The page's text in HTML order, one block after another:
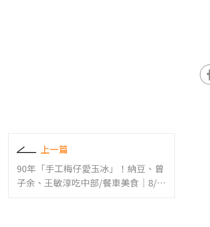
上一篇
90年「手工梅仔愛玉冰」！納豆、曾
子余、王敏淳吃中部/餐車美食｜8/5
店家資訊